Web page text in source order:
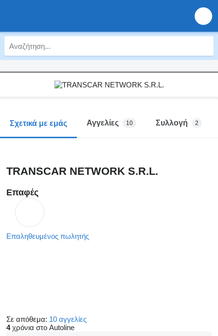
Σχετικά με εμάς Αγγελίες 10 Συλλογή 2
TRANSCAR NETWORK S.R.L.
Επαφές
Επαληθευμένος πωλητής
Σε απόθεμα: 10 αγγελίες
4χρόνια στο Autoline